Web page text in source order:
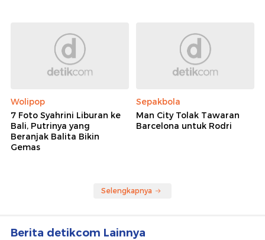
Wolipop
7 Foto Syahrini Liburan ke
Bali, Putrinya yang
Beranjak Balita Bikin
Gemas
Sepakbola
Man City Tolak Tawaran
Barcelona untuk Rodri
Selengkapnya
Berita detikcom Lainnya